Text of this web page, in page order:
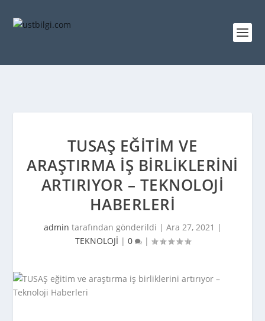
TUSAŞ EĞITIM VE
ARAŞTIRMA IŞ BIRLIKLERINI
ARTIRIYOR – TEKNOLOJI
HABERLERI
admin tarafından gönderildi | Ara 27, 2021 |
TEKNOLOJİ | 0 |